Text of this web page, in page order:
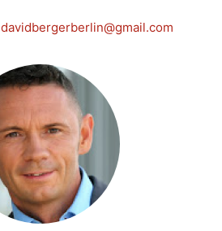
davidbergerberlin@gmail.com